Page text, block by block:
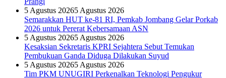
5 Agustus 20265 Agustus 2026
Semarakkan HUT ke-81 RI, Pemkab Jombang Gelar Porkab
2026 untuk Pererat Kebersamaan ASN
5 Agustus 20265 Agustus 2026
Kesaksian Sekretaris KPRI Sejahtera Sebut Temukan
Pembukuan Ganda Diduga Dilakukan Suyud
5 Agustus 20265 Agustus 2026
Tim PKM UNUGIRI Perkenalkan Teknologi Pengukur